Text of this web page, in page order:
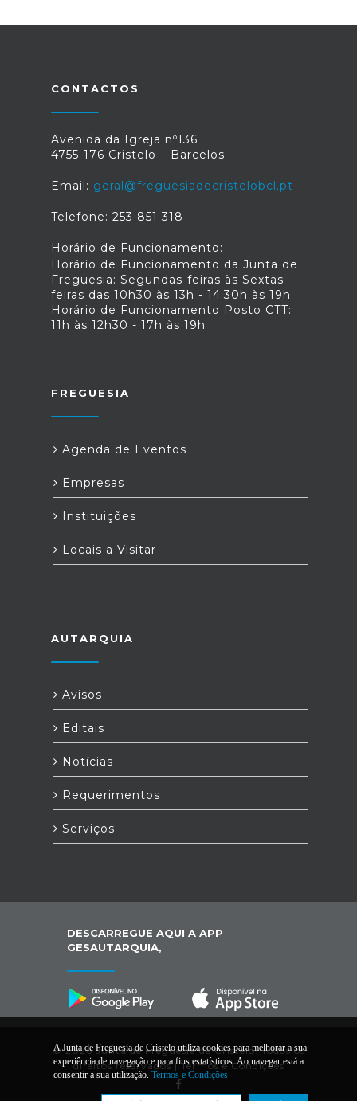
CONTACTOS
Avenida da Igreja nº136
4755-176 Cristelo – Barcelos
Email: geral@freguesiadecristelobcl.pt
Telefone: 253 851 318
Horário de Funcionamento:
Horário de Funcionamento da Junta de
Freguesia: Segundas-feiras às Sextas-
feiras das 10h30 às 13h - 14:30h às 19h
Horário de Funcionamento Posto CTT:
11h às 12h30 - 17h às 19h
FREGUESIA
Agenda de Eventos
Empresas
Instituições
Locais a Visitar
AUTARQUIA
Avisos
Editais
Notícias
Requerimentos
Serviços
DESCARREGUE AQUI A APP
GESAUTARQUIA,
© 2026 Junta de Freguesia de Cristelo. Todos os
direitos reservados |Termos e Condições
A Junta de Freguesia de Cristelo utiliza cookies para melhorar a sua
experiência de navegação e para fins estatísticos. Ao navegar está a
consentir a sua utilização. Termos e Condições